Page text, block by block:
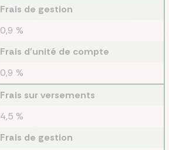
Frais de gestion
0,9 %
Frais d'unité de compte
0,9 %
Frais sur versements
4,5 %
Frais de gestion